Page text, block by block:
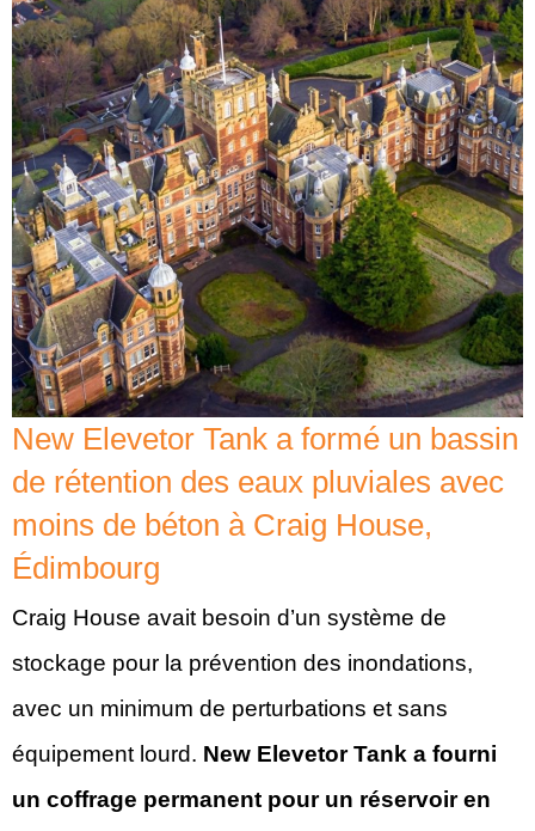
New Elevetor Tank a formé un bassin
de rétention des eaux pluviales avec
moins de béton à Craig House,
Édimbourg
Craig House avait besoin d’un système de
stockage pour la prévention des inondations,
avec un minimum de perturbations et sans
équipement lourd. New Elevetor Tank a fourni
un coffrage permanent pour un réservoir en